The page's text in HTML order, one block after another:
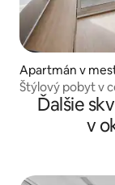
Apartmán v
Štýlový pobyt v
Ďalšie
v